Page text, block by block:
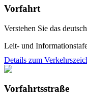
Vorfahrt
Verstehen Sie das
Leit- und
Details zum
Vorfahrtsstraße